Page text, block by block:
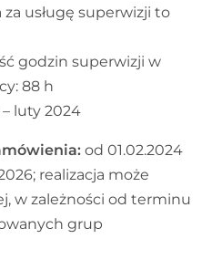
usługę superwizji to
godzin superwizji w
88 h
luty 2024
od 01.02.2024
realizacja może
w zależności od terminu
grup